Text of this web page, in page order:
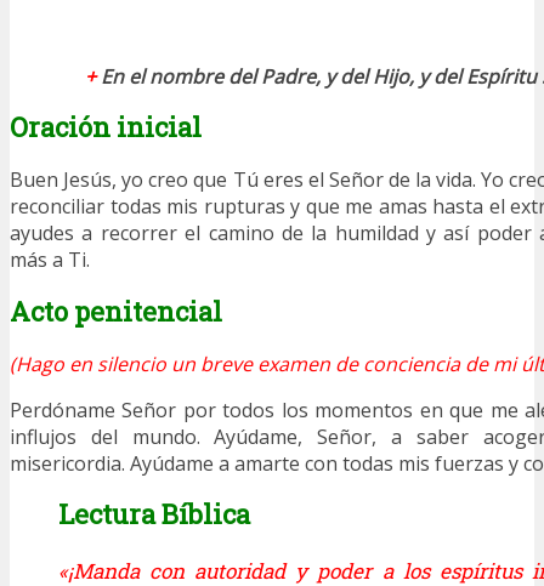
+En el nombre del Padre, y del Hijo, y del Espíritu
Oración inicial
Buen Jesús, yo creo que Tú eres el Señor de la vida. Yo
reconciliar todas mis rupturas y que me amas hasta el
ayudes a recorrer el camino de la humildad y así poder
más a Ti.
Acto penitencial
(Hago en silencio un breve examen de conciencia de mi
Perdóname Señor por todos los momentos en que me
influjos del mundo. Ayúdame, Señor, a saber
misericordia. Ayúdame a amarte con todas mis fuerzas y
Lectura Bíblica
«¡Manda con autoridad y poder a los espíritus